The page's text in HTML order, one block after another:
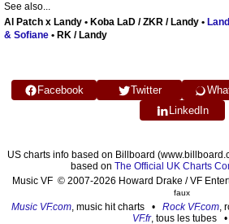
See also...
Al Patch x Landy • Koba LaD / ZKR / Landy •
& Sofiane • RK / Landy
Facebook Twitter
LinkedIn
US charts info based on Billboard
based on The Official UK Charts
Music VF © 2007-2026 Howard Drake / VF
faux
Music VF.com, music hit charts • Rock VF.com,
VF.fr, tous les tubes •